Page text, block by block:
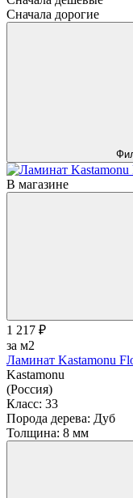
Сначала дорогие
В магазине
1 217 ₽
за м2
Ламинат Kastamonu
Kastamonu
(Россия)
Класс: 33
Порода дерева: Дуб
Толщина: 8 мм